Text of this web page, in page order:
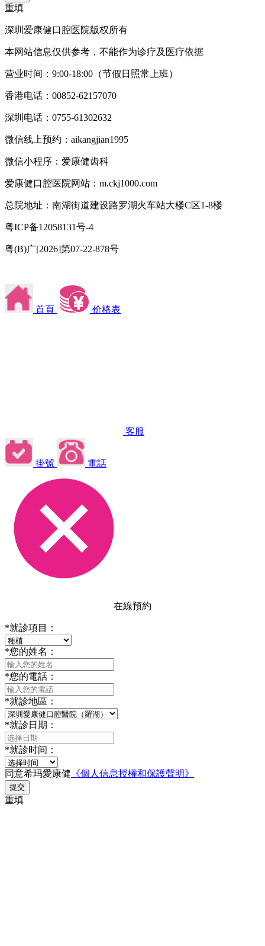
重填
深圳爱康健口腔医院版权所有
本网站信息仅供参考，不能作为诊疗及医疗依据
营业时间：9:00-18:00（节假日照常上班）
香港电话：00852-62157070
深圳电话：0755-61302632
微信线上预约：aikangjian1995
微信小程序：爱康健齿科
爱康健口腔医院网站：m.ckj1000.com
总院地址：南湖街道建设路罗湖火车站大楼C区1-8楼
粤ICP备12058131号-4
粤(B)广[2026]第07-22-878号
首頁 价格表
客服
掛號 電話
在線預約
*就診項目：
*您的姓名：
*您的電話：
*就診地區：
*就診日期：
*就診时间：
同意希玛愛康健 《個人信息授權和保護聲明》
提交
重填